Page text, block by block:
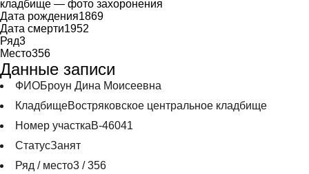
Дата рождения1869
Дата смерти1952
Ряд3
Место356
Данные записи
ФИОБроун Дина Моисеевна
КладбищеВостряковское центральное кладбище
Номер участкаВ-46041
СтатусЗанят
Ряд / место3 / 356